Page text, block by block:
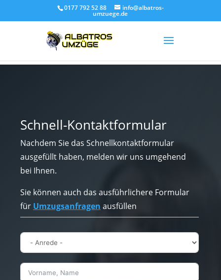
0177 792 52 88 info@albatros-
umzuege.de
Schnell-Kontaktformular
Nachdem Sie das Schnellkontaktformular
ausgefüllt haben, melden wir uns umgehend
bei Ihnen.
Sie können auch das ausführlichere Formular
für Umzugsanfragen ausfüllen